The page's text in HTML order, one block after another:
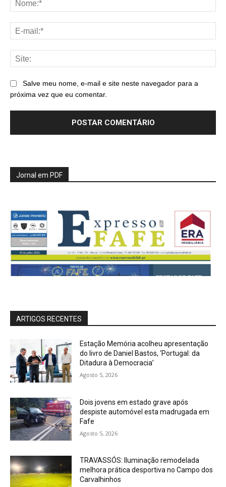
Salve meu nome, e-mail e site neste navegador para a
próxima vez que eu comentar.
Jornal em PDF
ARTIGOS RECENTES
Estação Memória acolheu apresentação
do livro de Daniel Bastos, ‘Portugal: da
Ditadura à Democracia’
Agosto 5, 2026
Dois jovens em estado grave após
despiste automóvel esta madrugada em
Fafe
Agosto 5, 2026
TRAVASSÓS: Iluminação remodelada
melhora prática desportiva no Campo dos
Carvalhinhos